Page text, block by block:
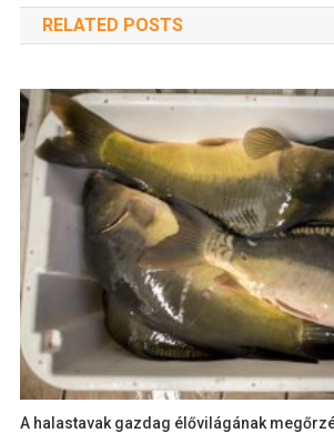
RELATED POSTS
A halastavak gazdag élővilágának